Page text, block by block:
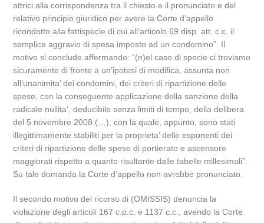
attrici alla corrispondenza tra il chiesto e il pronunciato e del
relativo principio giuridico per avere la Corte d’appello
ricondotto alla fattispecie di cui all’articolo 69 disp. att. c.c. il
semplice aggravio di spesa imposto ad un condomino”. Il
motivo si conclude affermando: “(n)el caso di specie ci troviamo
sicuramente di fronte a un’ipotesi di modifica, assunta non
all’unanimita’ dei condomini, dei criteri di ripartizione delle
spese, con la conseguente applicazione della sanzione della
radicale nullita’, deducibile senza limiti di tempo, della delibera
del 5 novembre 2008 (…), con la quale, appunto, sono stati
illegittimamente stabiliti per la proprieta’ delle esponenti dei
criteri di ripartizione delle spese di portierato e ascensore
maggiorati rispetto a quanto risultante dalle tabelle millesimali”.
Su tale domanda la Corte d’appello non avrebbe pronunciato.
Il secondo motivo del ricorso di (OMISSIS) denuncia la
violazione degli articoli 167 c.p.c. e 1137 c.c., avendo la Corte